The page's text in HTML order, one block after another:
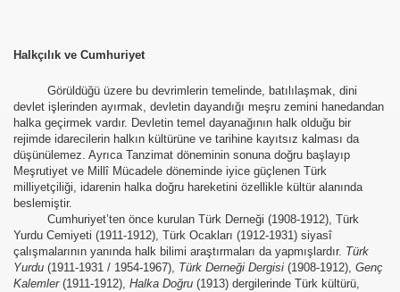
Halkçılık ve Cumhuriyet
Görüldüğü üzere bu devrimlerin temelinde, batılılaşmak, dini
devlet işlerinden ayırmak, devletin dayandığı meşru zemini hanedandan
halka geçirmek vardır. Devletin temel dayanağının halk olduğu bir
rejimde idarecilerin halkın kültürüne ve tarihine kayıtsız kalması da
düşünülemez. Ayrıca Tanzimat döneminin sonuna doğru başlayıp
Meşrutiyet ve Millî Mücadele döneminde iyice güçlenen Türk
milliyetçiliği, idarenin halka doğru hareketini özellikle kültür alanında
beslemiştir.
Cumhuriyet’ten önce kurulan Türk Derneği (1908-1912), Türk
Yurdu Cemiyeti (1911-1912), Türk Ocakları (1912-1931) siyasî
çalışmalarının yanında halk bilimi araştırmaları da yapmışlardır. Türk
Yurdu (1911-1931 / 1954-1967), Türk Derneği Dergisi (1908-1912), Genç
Kalemler(1911-1912), Halka Doğru (1913) dergilerinde Türk kültürü,